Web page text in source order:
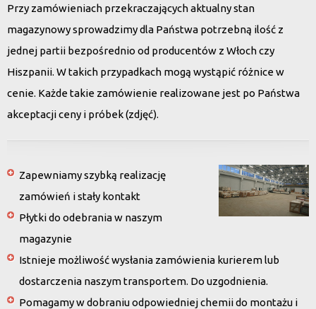
Przy zamówieniach przekraczających aktualny stan
magazynowy sprowadzimy dla Państwa potrzebną ilość z
jednej partii bezpośrednio od producentów z Włoch czy
Hiszpanii. W takich przypadkach mogą wystąpić różnice w
cenie. Każde takie zamówienie realizowane jest po Państwa
akceptacji ceny i próbek (zdjęć).
Zapewniamy szybką realizację
zamówień i stały kontakt
Płytki do odebrania w naszym
magazynie
Istnieje możliwość wysłania zamówienia kurierem lub
dostarczenia naszym transportem. Do uzgodnienia.
Pomagamy w dobraniu odpowiedniej chemii do montażu i